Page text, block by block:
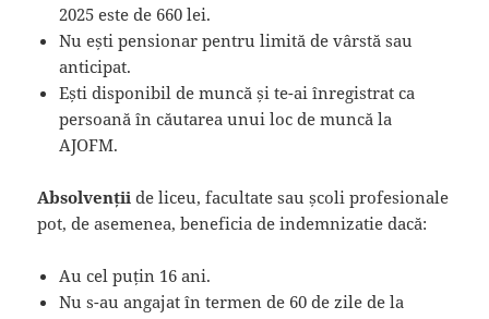
2025 este de 660 lei.
Nu ești pensionar pentru limită de vârstă sau
anticipat.
Ești disponibil de muncă și te-ai înregistrat ca
persoană în căutarea unui loc de muncă la
AJOFM.
Absolvenții de liceu, facultate sau școli profesionale
pot, de asemenea, beneficia de indemnizatie dacă:
Au cel puțin 16 ani.
Nu s-au angajat în termen de 60 de zile de la